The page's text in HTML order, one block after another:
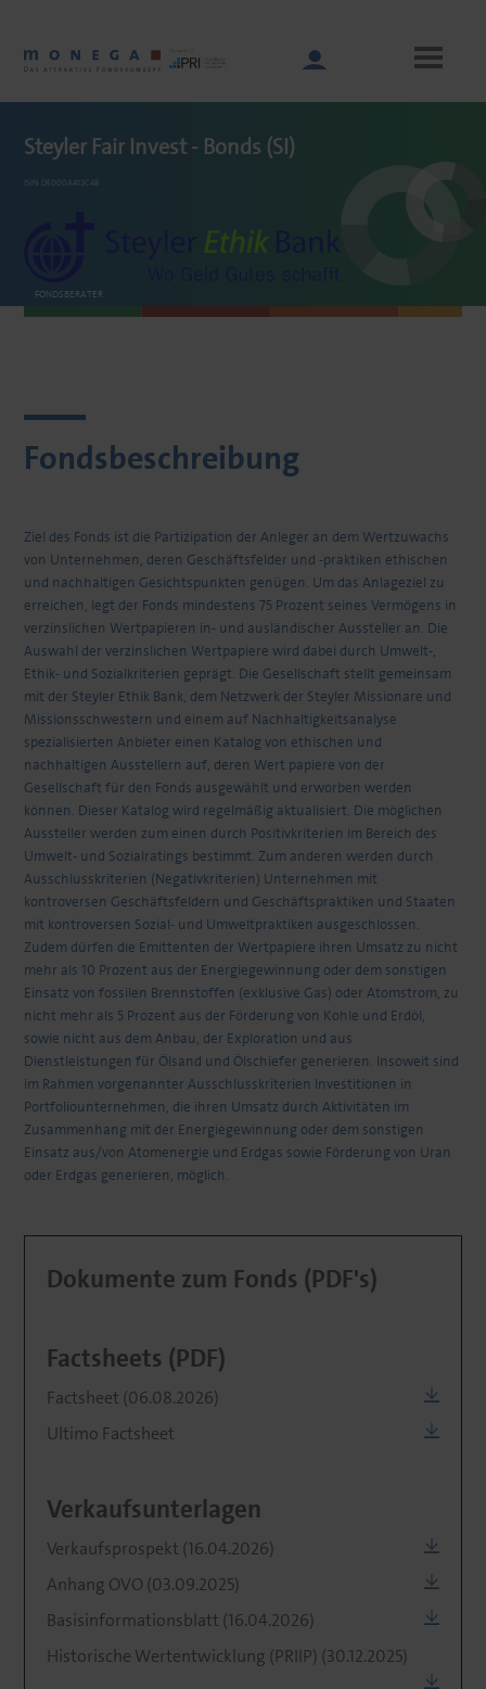
Main
Steyler Fair Invest - Bonds (SI)
ISIN DE000A412C48
FONDSBERATER
Fondsbeschreibung
Ziel des Fonds ist die Partizipation der Anleger an dem Wertzuwachs
von Unternehmen, deren Geschäftsfelder und -praktiken ethischen
und nachhaltigen Gesichtspunkten genügen. Um das Anlageziel zu
erreichen, legt der Fonds mindestens 75 Prozent seines Vermögens in
verzinslichen Wertpapieren in- und ausländischer Aussteller an. Die
Auswahl der verzinslichen Wertpapiere wird dabei durch Umwelt-,
Ethik- und Sozialkriterien geprägt. Die Gesellschaft stellt gemeinsam
mit der Steyler Ethik Bank, dem Netzwerk der Steyler Missionare und
Missionsschwestern und einem auf Nachhaltigkeitsanalyse
spezialisierten Anbieter einen Katalog von ethischen und
nachhaltigen Ausstellern auf, deren Wert papiere von der
Gesellschaft für den Fonds ausgewählt und erworben werden
können. Dieser Katalog wird regelmäßig aktualisiert. Die möglichen
Aussteller werden zum einen durch Positivkriterien im Bereich des
Umwelt- und Sozialratings bestimmt. Zum anderen werden durch
Ausschlusskriterien (Negativkriterien) Unternehmen mit
kontroversen Geschäftsfeldern und Geschäftspraktiken und Staaten
mit kontroversen Sozial- und Umweltpraktiken ausgeschlossen.
Zudem dürfen die Emittenten der Wertpapiere ihren Umsatz zu nicht
mehr als 10 Prozent aus der Energiegewinnung oder dem sonstigen
Einsatz von fossilen Brennstoffen (exklusive Gas) oder Atomstrom, zu
nicht mehr als 5 Prozent aus der Förderung von Kohle und Erdöl,
sowie nicht aus dem Anbau, der Exploration und aus
Dienstleistungen für Ölsand und Ölschiefer generieren. Insoweit sind
im Rahmen vorgenannter Ausschlusskriterien Investitionen in
Portfoliounternehmen, die ihren Umsatz durch Aktivitäten im
Zusammenhang mit der Energiegewinnung oder dem sonstigen
Einsatz aus/von Atomenergie und Erdgas sowie Förderung von Uran
oder Erdgas generieren, möglich.
Dokumente zum Fonds (PDF's)
Factsheets (PDF)
Factsheet (06.08.2026)
Ultimo Factsheet
Verkaufsunterlagen
Verkaufsprospekt (16.04.2026)
Anhang OVO (03.09.2025)
Basisinformationsblatt (16.04.2026)
Historische Wertentwicklung (PRIIP) (30.12.2025)